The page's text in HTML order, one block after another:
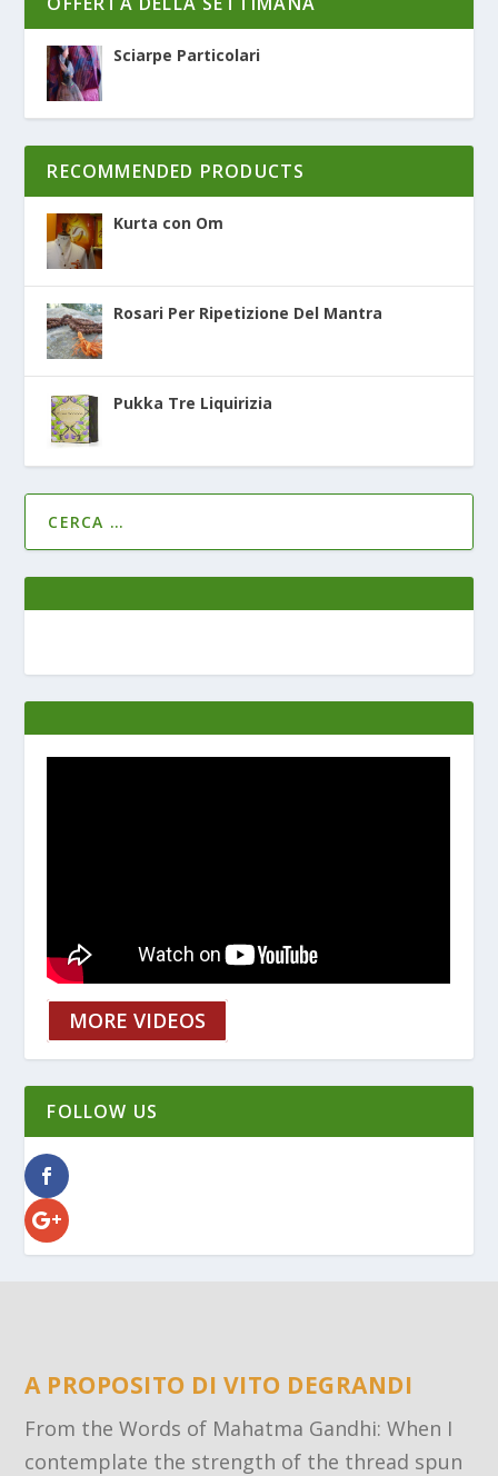
Sciarpe Particolari
RECOMMENDED PRODUCTS
Kurta con Om
Rosari Per Ripetizione Del Mantra
Pukka Tre Liquirizia
MORE VIDEOS
FOLLOW US
A PROPOSITO DI VITO DEGRANDI
From the Words of Mahatma Gandhi: When I
contemplate the strength of the thread spun